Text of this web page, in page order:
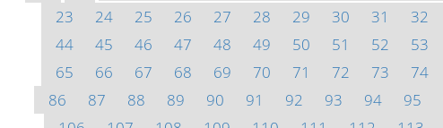
23
24 25 26 27 28 29 30 31 32
44
45 46 47 48 49 50 51 52 53
65
66 67 68 69 70 71 72 73 74
86
87 88 89 90 91 92 93 94 95